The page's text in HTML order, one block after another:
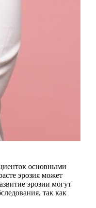
основными
эрозия может
эрозии могут
так как